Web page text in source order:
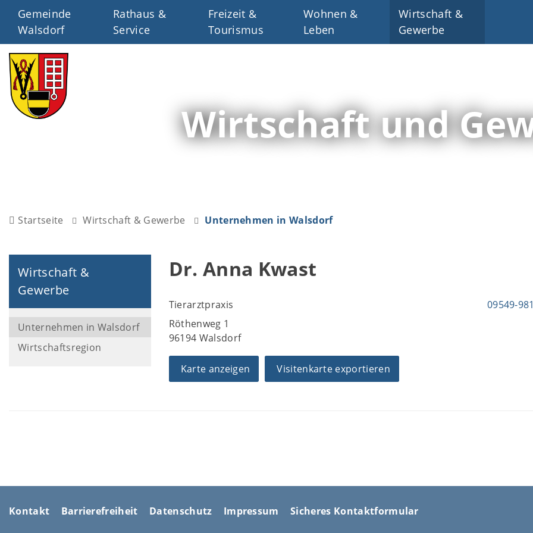
Gemeinde
Walsdorf
Rathaus &
Service
Freizeit &
Tourismus
Wohnen &
Leben
Wirtschaft &
Gewerbe
Wirtschaft und
Startseite Wirtschaft & Gewerbe Unternehmen in Walsdorf
Wirtschaft &
Gewerbe
Unternehmen in Walsdorf
Wirtschaftsregion
Dr. Anna Kwast
Tierarztpraxis
Röthenweg 1
96194 Walsdorf
09549-
Karte anzeigen Visitenkarte exportieren
Kontakt Barrierefreiheit Datenschutz Impressum Sicheres Kontaktformular